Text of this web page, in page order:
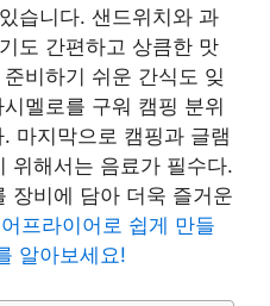
습니다. 샌드위치와 과
도 간편하고 상큼한 맛
비하기 쉬운 간식도 잊
멜로를 구워 캠핑 분위
마지막으로 캠핑과 글램
위해서는 음료가 필수다.
장비에 담아 더욱 즐거운
프라이어로 쉽게 만들
알아보세요!